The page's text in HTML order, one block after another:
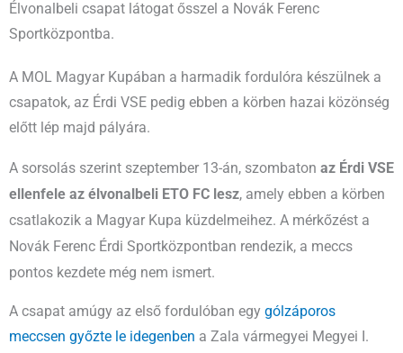
Élvonalbeli csapat látogat ősszel a Novák Ferenc
Sportközpontba.
A MOL Magyar Kupában a harmadik fordulóra készülnek a
csapatok, az Érdi VSE pedig ebben a körben hazai közönség
előtt lép majd pályára.
A sorsolás szerint szeptember 13-án, szombaton az Érdi VSE
ellenfele az élvonalbeli ETO FC lesz, amely ebben a körben
csatlakozik a Magyar Kupa küzdelmeihez. A mérkőzést a
Novák Ferenc Érdi Sportközpontban rendezik, a meccs
pontos kezdete még nem ismert.
A csapat amúgy az első fordulóban egy gólzáporos
meccsen győzte le idegenben a Zala vármegyei Megyei I.